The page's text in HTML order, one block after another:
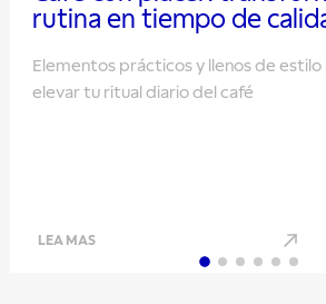
rutina en tiempo de
Elementos prácticos y llenos de
elevar tu ritual diario del café
LEA MAS